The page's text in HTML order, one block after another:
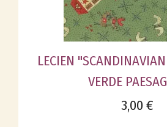
LECIEN
VERDE
3,00 €